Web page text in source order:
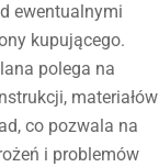
ewentualnymi
kupującego.
polega na
materiałów
co pozwala na
i problemów